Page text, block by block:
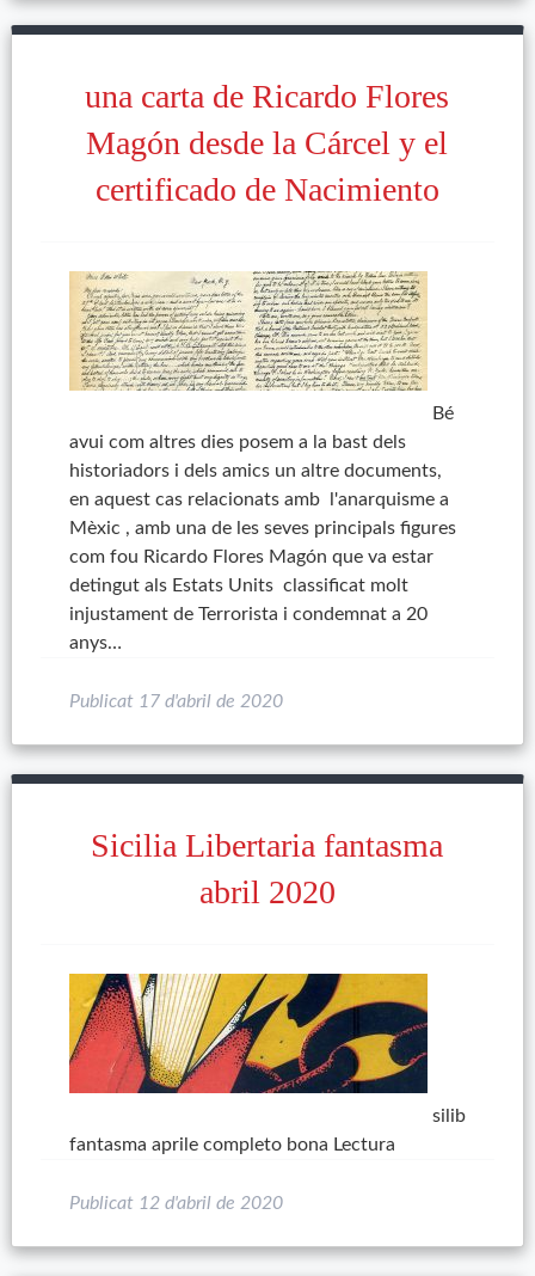
una carta de Ricardo Flores
Magón desde la Cárcel y el
certificado de Nacimiento
Bé
avui com altres dies posem a la bast dels
historiadors i dels amics un altre documents,
en aquest cas relacionats amb l'anarquisme a
Mèxic , amb una de les seves principals figures
com fou Ricardo Flores Magón que va estar
detingut als Estats Units classificat molt
injustament de Terrorista i condemnat a 20
anys…
Publicat 17 d'abril de 2020
Sicilia Libertaria fantasma
abril 2020
silib
fantasma aprile completo bona Lectura
Publicat 12 d'abril de 2020